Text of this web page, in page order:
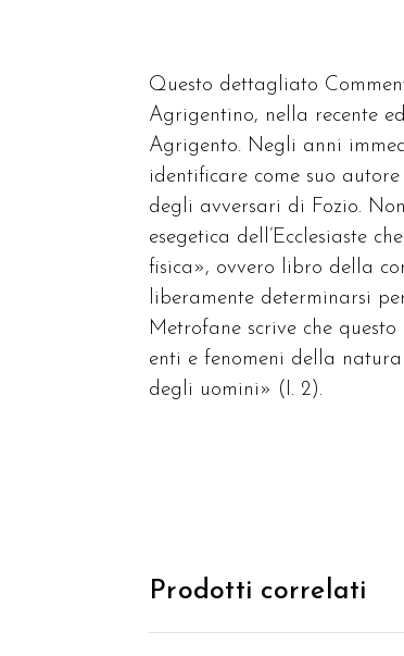
Questo dettagliato
Agrigentino, nella recente
Agrigento. Negli anni
identificare come suo
degli avversari di Fozio.
esegetica dell’Ecclesiaste
fisica», ovvero libro della
liberamente determinarsi
Metrofane scrive che
enti e fenomeni della
degli uomini» (I. 2).
Prodotti correlati